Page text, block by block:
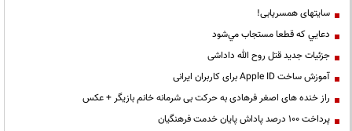
سایتهای همسریابی!
دعايي كه قطعا مستجاب مي‌شود
جزئیات جدید قتل روح الله داداشی
آموزش ساخت Apple ID برای کاربران ایرانی
راز خنده های اصغر فرهادی به حرکت بی شرمانه خانم بازیگر + عکس
پرداخت ۱۰۰ درصد پاداش پایان خدمت فرهنگیان